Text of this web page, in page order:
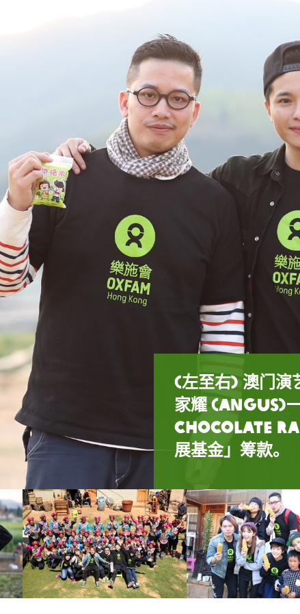
(左至右) 澳门演
家耀 (Angus)一
Chocolate
展基金」筹款。
(左至右) 澳门演
敏(Vivian)手
包。
澳门演艺人协会
澳门演艺人协会